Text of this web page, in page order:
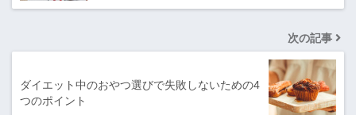
次の記事
ダイエット中のおやつ選びで失敗しないための4
つのポイント